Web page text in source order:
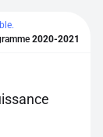
2020-2021